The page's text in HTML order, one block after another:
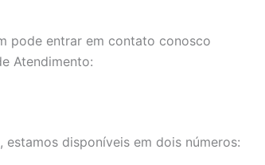
pode entrar em contato conosco
Atendimento:
disponíveis em dois números: